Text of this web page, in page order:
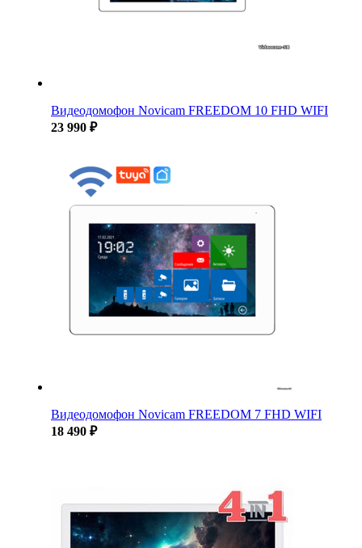
Видеодомофон Novicam FREEDOM 10 FHD WIFI
23 990 ₽
Видеодомофон Novicam FREEDOM 7 FHD WIFI
18 490 ₽